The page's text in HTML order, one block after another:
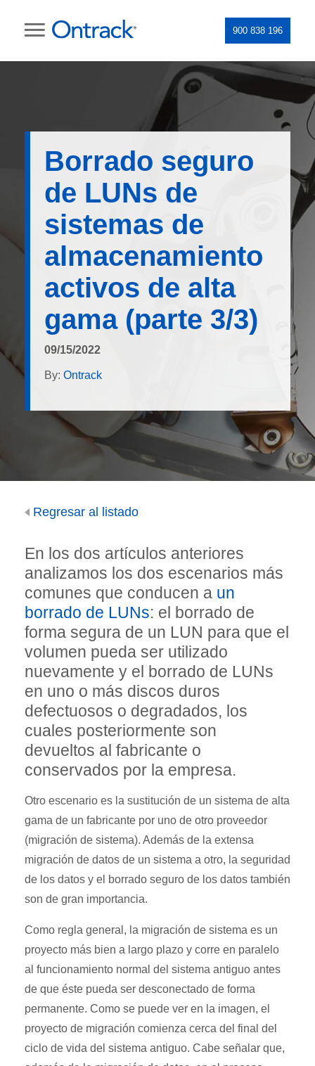
900 838 196
Borrado seguro
de LUNs de
sistemas de
almacenamiento
activos de alta
gama (parte 3/3)
09/15/2022
By: Ontrack
Regresar al listado
En los dos artículos anteriores
analizamos los dos escenarios más
comunes que conducen a un
borrado de LUNs: el borrado de
forma segura de un LUN para que el
volumen pueda ser utilizado
nuevamente y el borrado de LUNs
en uno o más discos duros
defectuosos o degradados, los
cuales posteriormente son
devueltos al fabricante o
conservados por la empresa.
Otro escenario es la sustitución de un sistema de alta
gama de un fabricante por uno de otro proveedor
(migración de sistema). Además de la extensa
migración de datos de un sistema a otro, la seguridad
de los datos y el borrado seguro de los datos también
son de gran importancia.
Como regla general, la migración de sistema es un
proyecto más bien a largo plazo y corre en paralelo
al funcionamiento normal del sistema antiguo antes
de que éste pueda ser desconectado de forma
permanente. Como se puede ver en la imagen, el
proyecto de migración comienza cerca del final del
ciclo de vida del sistema antiguo. Cabe señalar que,